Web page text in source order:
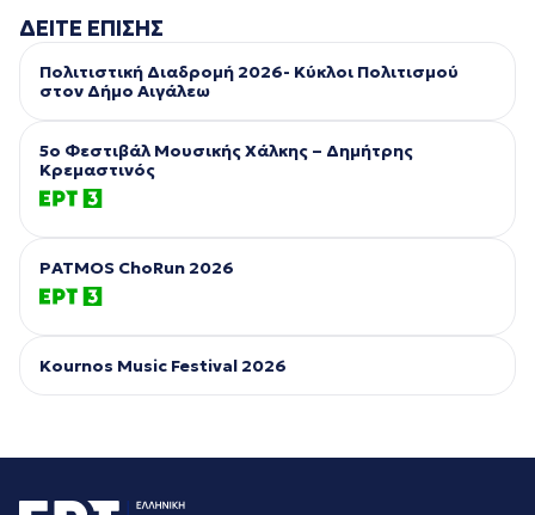
ΔΕΙΤΕ ΕΠΙΣΗΣ
Πολιτιστική Διαδρομή 2026- Κύκλοι Πολιτισμού
στον Δήμο Αιγάλεω
5ο Φεστιβάλ Μουσικής Χάλκης – Δημήτρης
Κρεμαστινός
PATMOS ChoRun 2026
Kournos Music Festival 2026